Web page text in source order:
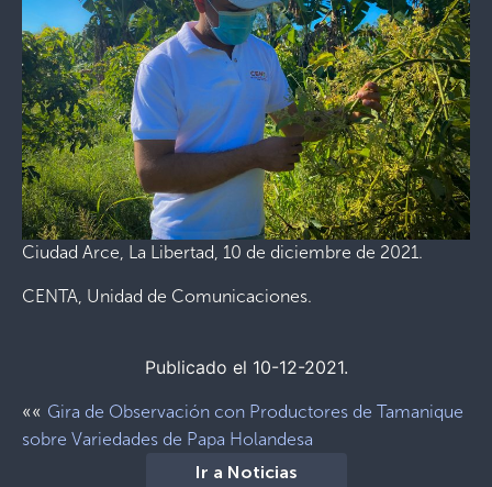
Ciudad Arce, La Libertad, 10 de diciembre de 2021.
CENTA, Unidad de Comunicaciones.
Publicado el 10-12-2021.
«« Gira de Observación con Productores de Tamanique
sobre Variedades de Papa Holandesa
Ir a Noticias